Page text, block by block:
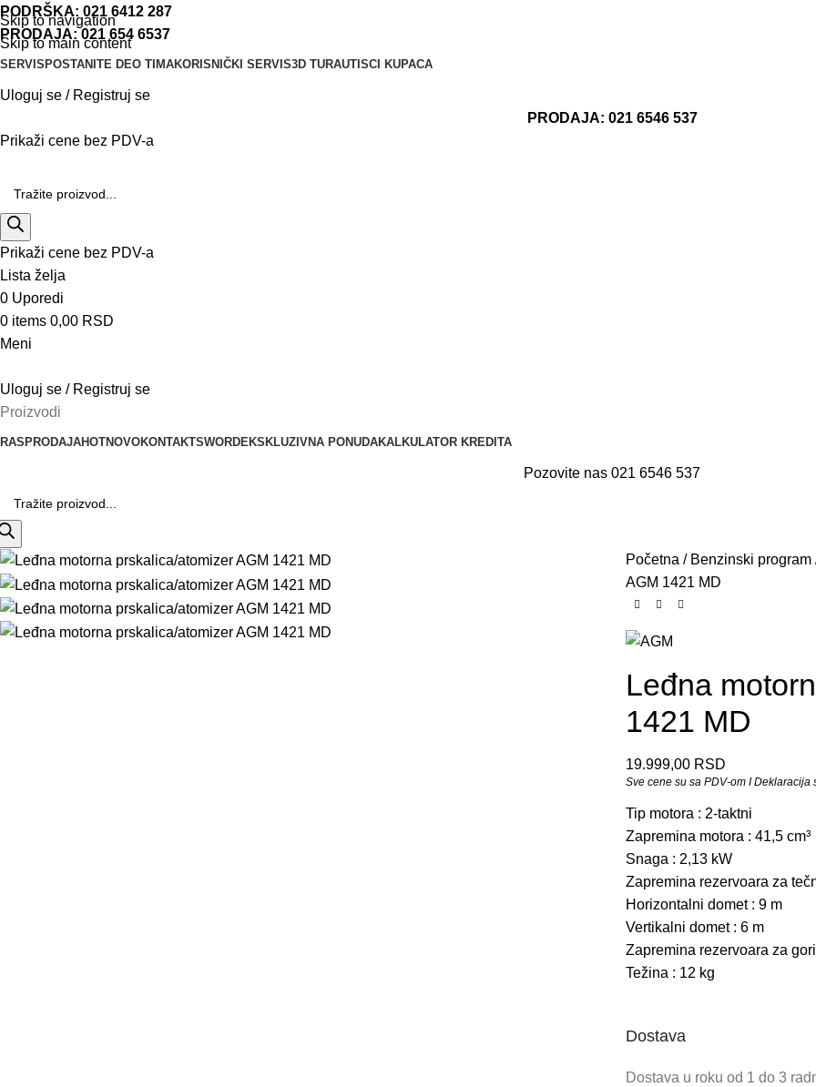
Skip to navigation
Skip to main content
PODRŠKA: 021 6412 287
PRODAJA: 021 654 6537
SERVIS POSTANITE DEO TIMAKORISNIČKI SERVIS3D TURAUTISCI KUPACA
Uloguj se / Registruj se
PRODAJA: 021 6546 537
Prikaži cene bez PDV-a
Prikaži cene bez PDV-a
Lista želja
0 Uporedi
0 items 0,00 RSD
Meni
Uloguj se / Registruj se
Proizvodi
RASPRODAJAHOTNOVOKONTAKTSWORDEKSKLUZIVNA PONUDAKALKULATOR KREDITA
Pozovite nas 021 6546 537
Početna Benzinski program
AGM 1421 MD
Leđna
1421 MD
19.999,00 RSD
Sve cene su sa PDV-om I
Tip motora : 2-taktni
Zapremina motora : 41,5 cm³
Snaga : 2,13 kW
Zapremina rezervoara za
Horizontalni domet : 9 m
Vertikalni domet : 6 m
Zapremina rezervoara za
Težina : 12 kg
Dostava
Dostava u roku od 1 do 3